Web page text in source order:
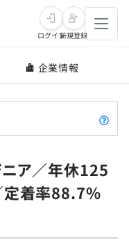
ログイン新規登録
企業情報
ニア／年休125
定着率88.7%